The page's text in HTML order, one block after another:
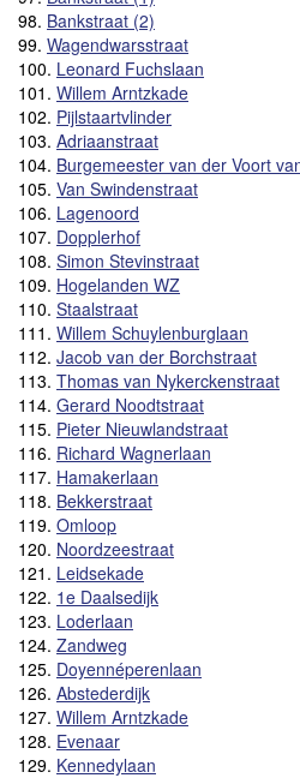
98. Bankstraat (2)
99. Wagendwarsstraat
100. Leonard Fuchslaan
101. Willem Arntzkade
102. Pijlstaartvlinder
103. Adriaanstraat
104. Burgemeester van der Voort
105. Van Swindenstraat
106. Lagenoord
107. Dopplerhof
108. Simon Stevinstraat
109. Hogelanden WZ
110. Staalstraat
111. Willem Schuylenburglaan
112. Jacob van der Borchstraat
113. Thomas van Nykerckenstraat
114. Gerard Noodtstraat
115. Pieter Nieuwlandstraat
116. Richard Wagnerlaan
117. Hamakerlaan
118. Bekkerstraat
119. Omloop
120. Noordzeestraat
121. Leidsekade
122. 1e Daalsedijk
123. Loderlaan
124. Zandweg
125. Doyennéperenlaan
126. Abstederdijk
127. Willem Arntzkade
128. Evenaar
129. Kennedylaan